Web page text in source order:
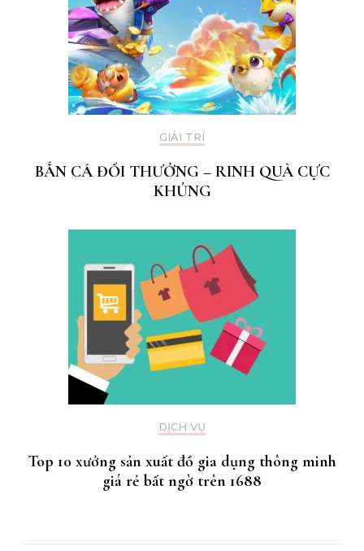
GIẢI TRÍ
BẮN CÁ ĐỔI THƯỞNG – RINH QUÀ CỰC
KHỦNG
DỊCH VỤ
Top 10 xưởng sản xuất đồ gia dụng thông minh
giá rẻ bất ngờ trên 1688